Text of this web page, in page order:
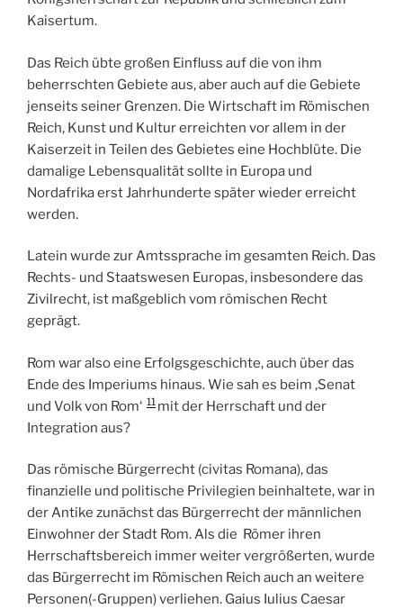
Kaisertum.
Das Reich übte großen Einfluss auf die von ihm
beherrschten Gebiete aus, aber auch auf die Gebiete
jenseits seiner Grenzen. Die Wirtschaft im Römischen
Reich, Kunst und Kultur erreichten vor allem in der
Kaiserzeit in Teilen des Gebietes eine Hochblüte. Die
damalige Lebensqualität sollte in Europa und
Nordafrika erst Jahrhunderte später wieder erreicht
werden.
Latein wurde zur Amtssprache im gesamten Reich. Das
Rechts- und Staatswesen Europas, insbesondere das
Zivilrecht, ist maßgeblich vom römischen Recht
geprägt.
Rom war also eine Erfolgsgeschichte, auch über das
Ende des Imperiums hinaus. Wie sah es beim ‚Senat
und Volk von Rom‘ 11 mit der Herrschaft und der
Integration aus?
Das römische Bürgerrecht (civitas Romana), das
finanzielle und politische Privilegien beinhaltete, war in
der Antike zunächst das Bürgerrecht der männlichen
Einwohner der Stadt Rom. Als die Römer ihren
Herrschaftsbereich immer weiter vergrößerten, wurde
das Bürgerrecht im Römischen Reich auch an weitere
Personen(-Gruppen) verliehen. Gaius Iulius Caesar